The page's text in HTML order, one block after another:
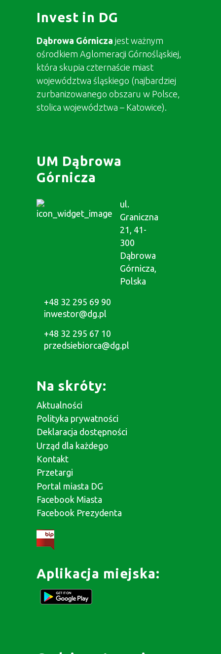
Invest in DG
Dąbrowa Górnicza jest ważnym
ośrodkiem Aglomeracji Górnośląskiej,
która skupia czternaście miast
województwa śląskiego (najbardziej
zurbanizowanego obszaru w Polsce,
stolica województwa – Katowice).
UM Dąbrowa
Górnicza
ul.
Graniczna
21, 41-
300
Dąbrowa
Górnicza,
Polska
+48 32 295 69 90
inwestor@dg.pl
+48 32 295 67 10
przedsiebiorca@dg.pl
Na skróty:
Aktualności
Polityka prywatności
Deklaracja dostępności
Urząd dla każdego
Kontakt
Przetargi
Portal miasta DG
Facebook Miasta
Facebook Prezydenta
Aplikacja miejska: